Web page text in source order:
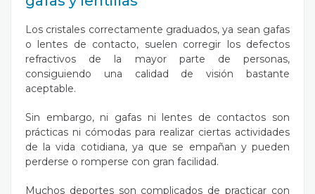
Los cristales correctamente graduados, ya sean gafas
o lentes de contacto, suelen corregir los defectos
refractivos de la mayor parte de personas,
consiguiendo una calidad de visión bastante
aceptable.
Sin embargo, ni gafas ni lentes de contactos son
prácticas ni cómodas para realizar ciertas actividades
de la vida cotidiana, ya que se empañan y pueden
perderse o romperse con gran facilidad.
Muchos deportes son complicados de practicar con